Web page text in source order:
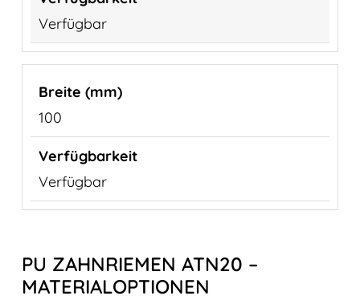
Verfügbar
100
Verfügbar
PU ZAHNRIEMEN ATN20 –
MATERIALOPTIONEN